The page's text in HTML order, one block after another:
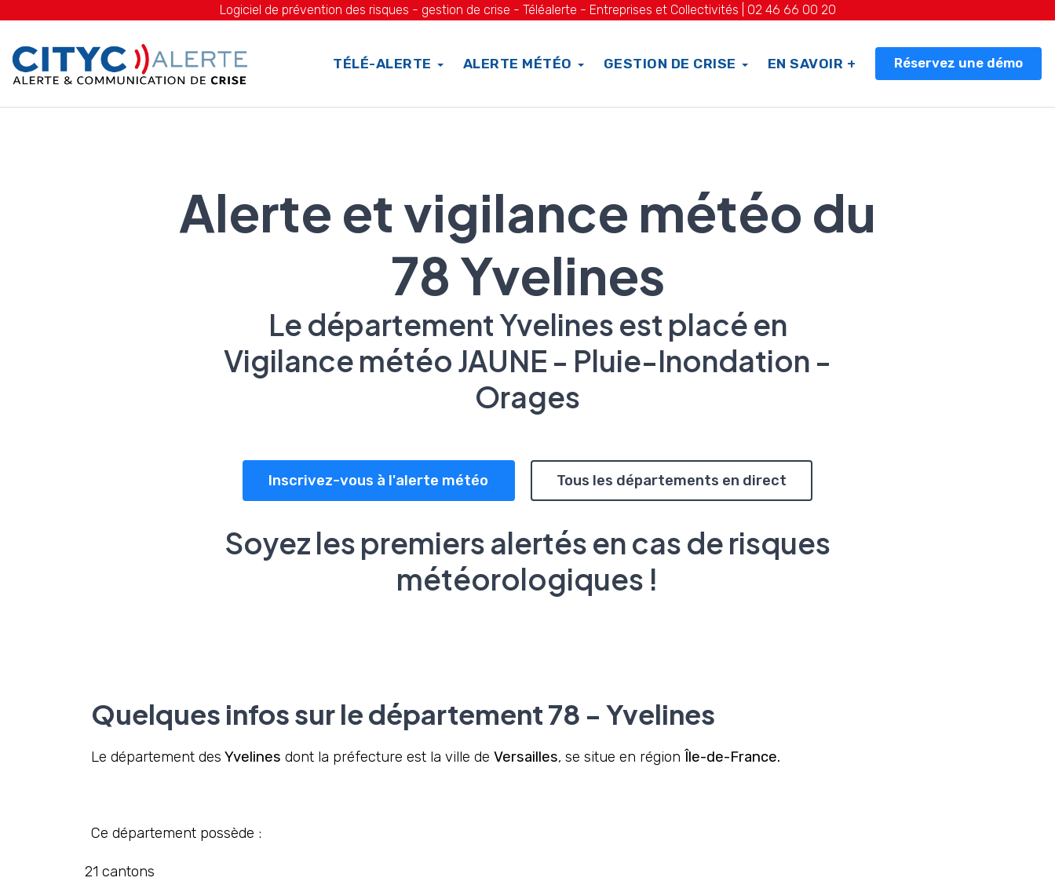
Logiciel de prévention des risques - gestion de crise - Téléalerte - Entreprises et Collectivités | 02 46 66 00 20
TÉLÉ-ALERTE ALERTE MÉTÉO GESTION DE CRISE EN SAVOIR + Réservez une démo
Alerte et vigilance météo du
78 Yvelines
Le département Yvelines est placé en
Vigilance météo JAUNE - Pluie-Inondation -
Orages
Inscrivez-vous à l'alerte météo Tous les départements en direct
Soyez les premiers alertés en cas de risques
météorologiques !
Quelques infos sur le département 78 - Yvelines
Le département des Yvelines dont la préfecture est la ville de Versailles, se situe en région Île-de-France.
Ce département possède :
21 cantons